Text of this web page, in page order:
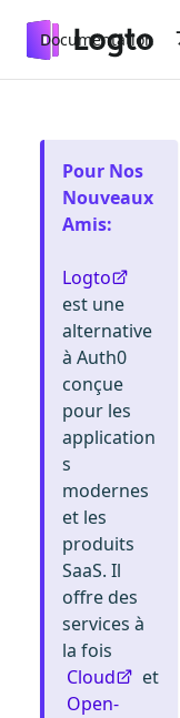
Documentation
Pour Nos
Nouveaux
Amis:
Logto
est une
alternative
à Auth0
conçue
pour les
application
s
modernes
et les
produits
SaaS. Il
offre des
services à
la fois
Cloud
et
Open-